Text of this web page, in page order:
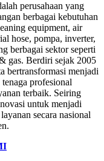
perusahaan yang
berbagai kebutuhan
equipment, air
hose, pompa, inverter,
berbagai sektor seperti
gas. Berdiri sejak 2005
bertransformasi menjadi
profesional
terbaik. Seiring
untuk menjadi
secara nasional